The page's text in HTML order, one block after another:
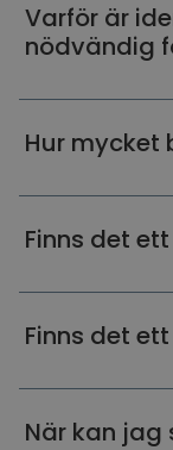
Varför är
nödvändig
Hur mycket
Finns det
Finns det
När kan jag